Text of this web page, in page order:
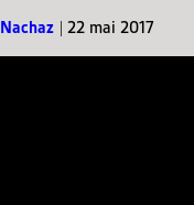
Nachaz | 22 mai 2017